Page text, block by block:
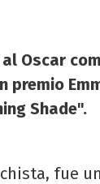
Oscar
premio
Shade".
fue